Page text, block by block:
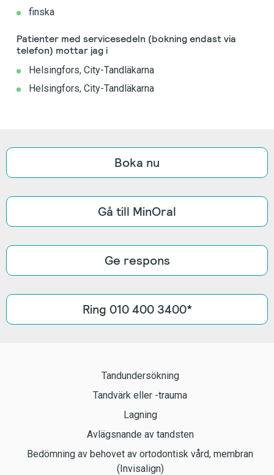
finska
Patienter med servicesedeln (bokning endast via
telefon) mottar jag i
Helsingfors, City-Tandläkarna
Helsingfors, City-Tandläkarna
Boka nu
Gå till MinOral
Ge respons
Ring 010 400 3400*
Tandundersökning
Tandvärk eller -trauma
Lagning
Avlägsnande av tandsten
Bedömning av behovet av ortodontisk vård, membran
(Invisalign)